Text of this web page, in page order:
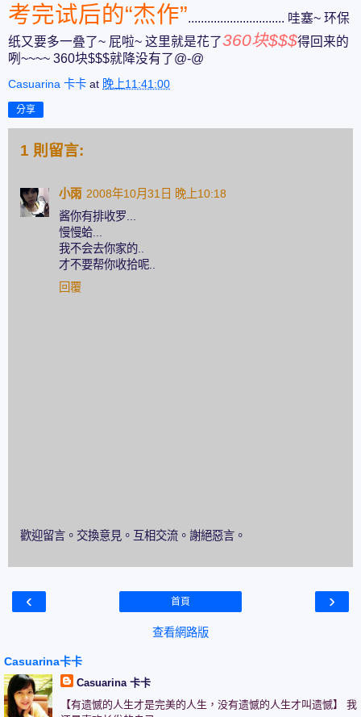
考完试后的“杰作”.............................. 哇塞~ 环保
纸又要多一叠了~ 屁啦~ 这里就是花了360块$$$得回来的
咧~~~~ 360块$$$就降没有了@-@
Casuarina 卡卡 at 晚上11:41:00
分享
1 則留言:
小雨 2008年10月31日 晚上10:18
酱你有排收罗...
慢慢蛤...
我不会去你家的..
才不要帮你收拾呢..
回覆
歡迎留言。交換意見。互相交流。謝絕惡言。
‹ ›
首頁
查看網路版
Casuarina卡卡
Casuarina 卡卡
【有遗憾的人生才是完美的人生，没有遗憾的人生才叫遗憾】 我